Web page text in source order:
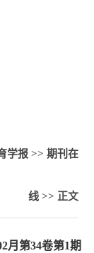
学报>> 期刊在
线>> 正文
月第34卷第1期